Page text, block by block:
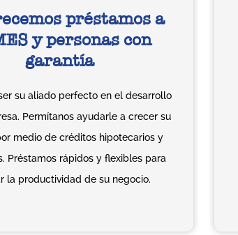
préstamos a
y personas con
garantía
su aliado perfecto en el desarrollo
Permítanos ayudarle a crecer su
medio de créditos hipotecarios y
Préstamos rápidos y flexibles para
la productividad de su negocio.